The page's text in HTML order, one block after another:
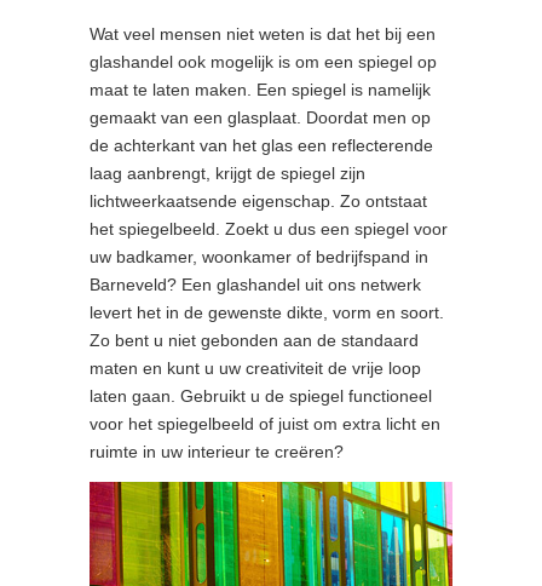
Wat veel mensen niet weten is dat het bij een
glashandel ook mogelijk is om een spiegel op
maat te laten maken. Een spiegel is namelijk
gemaakt van een glasplaat. Doordat men op
de achterkant van het glas een reflecterende
laag aanbrengt, krijgt de spiegel zijn
lichtweerkaatsende eigenschap. Zo ontstaat
het spiegelbeeld. Zoekt u dus een spiegel voor
uw badkamer, woonkamer of bedrijfspand in
Barneveld? Een glashandel uit ons netwerk
levert het in de gewenste dikte, vorm en soort.
Zo bent u niet gebonden aan de standaard
maten en kunt u uw creativiteit de vrije loop
laten gaan. Gebruikt u de spiegel functioneel
voor het spiegelbeeld of juist om extra licht en
ruimte in uw interieur te creëren?